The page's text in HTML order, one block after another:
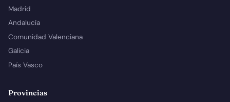
Madrid
Andalucía
Comunidad Valenciana
Galicia
País Vasco
Provincias